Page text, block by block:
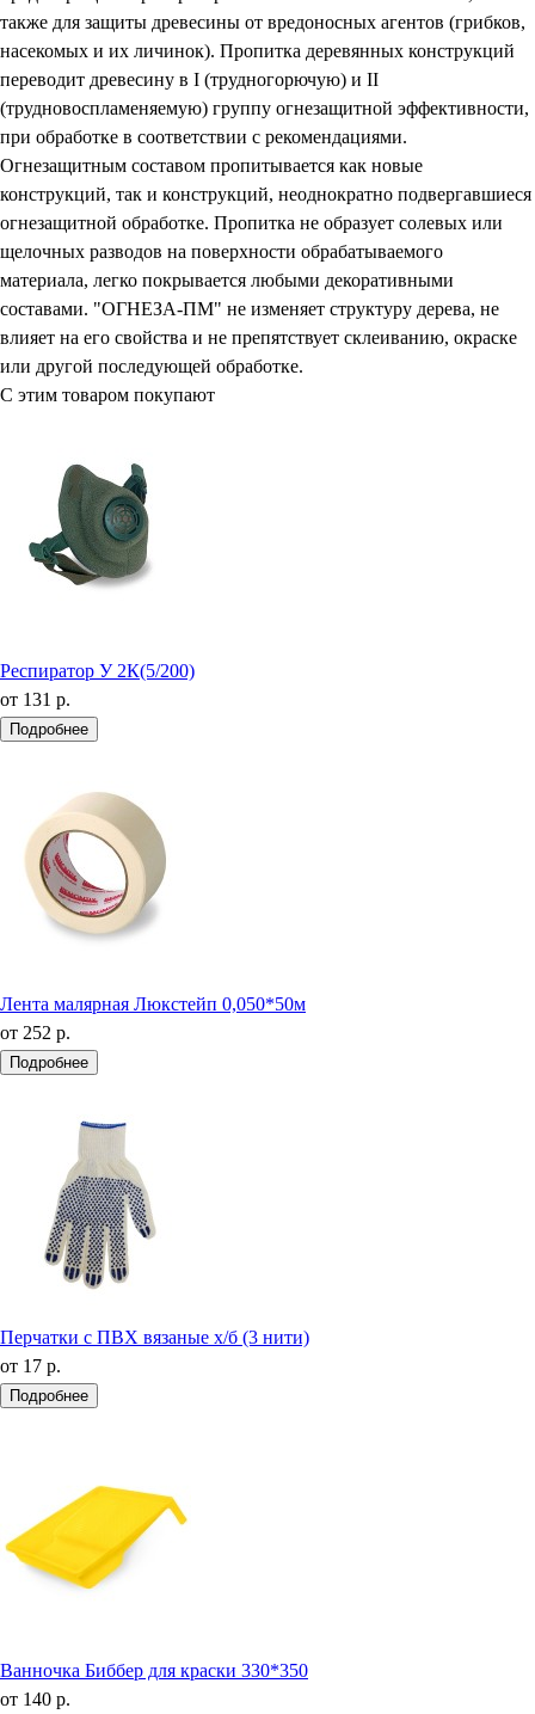
также для защиты древесины от вредоносных агентов (грибков,
насекомых и их личинок). Пропитка деревянных конструкций
переводит древесину в I (трудногорючую) и II
(трудновоспламеняемую) группу огнезащитной эффективности,
при обработке в соответствии с рекомендациями.
Огнезащитным составом пропитывается как новые
конструкций, так и конструкций, неоднократно подвергавшиеся
огнезащитной обработке. Пропитка не образует солевых или
щелочных разводов на поверхности обрабатываемого
материала, легко покрывается любыми декоративными
составами. "ОГНЕЗА-ПМ" не изменяет структуру дерева, не
влияет на его свойства и не препятствует склеиванию, окраске
или другой последующей обработке.
С этим товаром покупают
Респиратор У 2К(5/200)
от 131 р.
Подробнее
Лента малярная Люкстейп 0,050*50м
от 252 р.
Подробнее
Перчатки с ПВХ вязаные х/б (3 нити)
от 17 р.
Подробнее
Ванночка Биббер для краски 330*350
от 140 р.